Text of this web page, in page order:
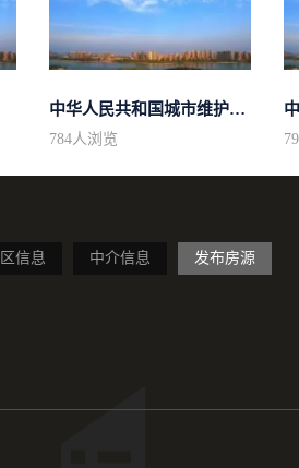
中华人民共和国城市维护建设税法
784人浏览
信息 中介信息 发布房源